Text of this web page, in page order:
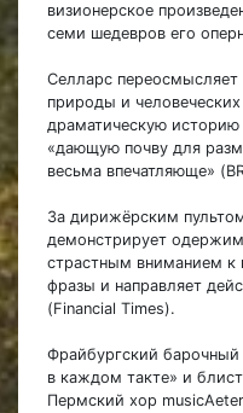
визионерское
семи шедевров его
Селларс переосмысляет
природы и
драматическую
«дающую почву для
весьма впечатляюще»
За дирижёрским
демонстрирует
страстным вниманием
фразы и направляет
(Financial Times).
Фрайбургский барочный
в каждом такте» и
Пермский хор